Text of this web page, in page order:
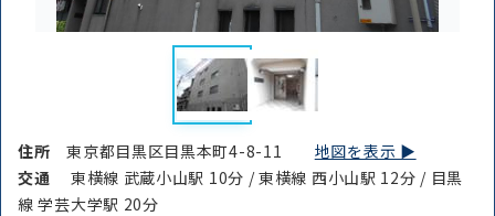
住所東京都目黒区目黒本町4-8-11 地図を表示 ▶︎
交通
東横線 武蔵小山駅 10分 / 東横線 西小山駅 12分 / 目黒
線 学芸大学駅 20分